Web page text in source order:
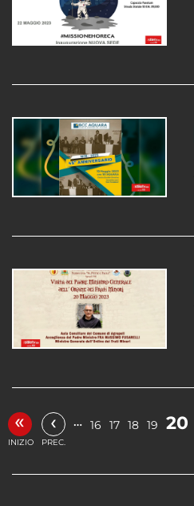
«
INIZIO
‹
PREC.
… 16 17 18 19 20